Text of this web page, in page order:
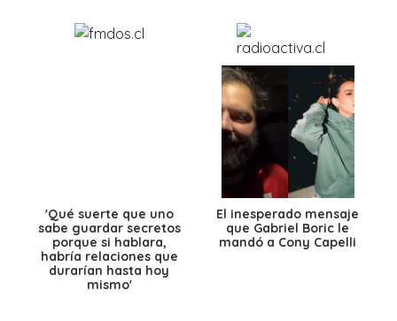
'Qué suerte que uno
sabe guardar secretos
porque si hablara,
habría relaciones que
durarían hasta hoy
mismo'
El inesperado mensaje
que Gabriel Boric le
mandó a Cony Capelli